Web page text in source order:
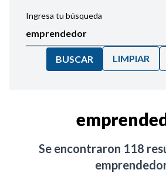
Ingresa tu búsqueda
BUSCAR LIMPIAR
Se encontraron 118